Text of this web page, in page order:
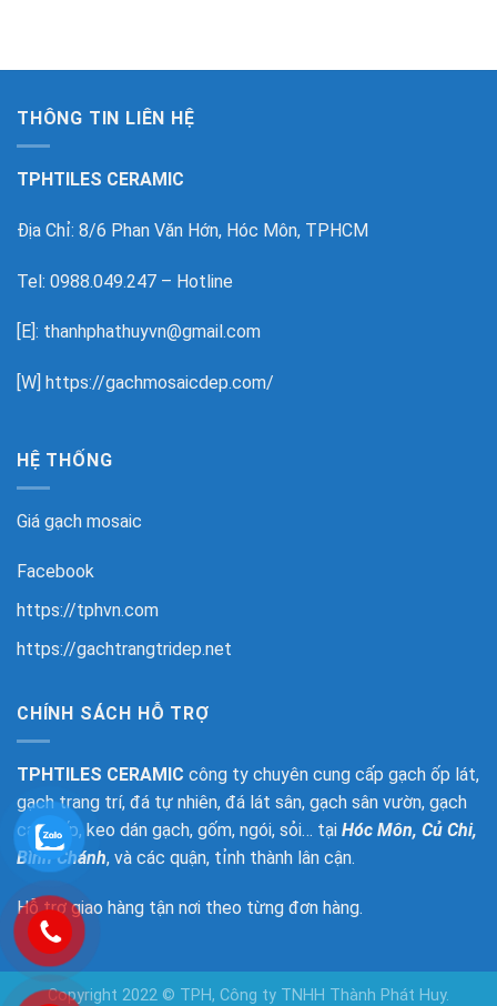
THÔNG TIN LIÊN HỆ
TPHTILES CERAMIC
Địa Chỉ: 8/6 Phan Văn Hớn, Hóc Môn, TPHCM
Tel: 0988.049.247 – Hotline
[E]: thanhphathuyvn@gmail.com
[W] https://gachmosaicdep.com/
HỆ THỐNG
Giá gạch mosaic
Facebook
https://tphvn.com
https://gachtrangtridep.net
CHÍNH SÁCH HỖ TRỢ
TPHTILES CERAMIC công ty chuyên cung cấp gạch ốp lát,
gạch trang trí, đá tự nhiên, đá lát sân, gạch sân vườn, gạch
cao cấp, keo dán gạch, gốm, ngói, sỏi… tại Hóc Môn, Củ Chi,
Bình Chánh, và các quận, tỉnh thành lân cận.
Hỗ trợ giao hàng tận nơi theo từng đơn hàng.
Copyright 2022 © TPH, Công ty TNHH Thành Phát Huy.